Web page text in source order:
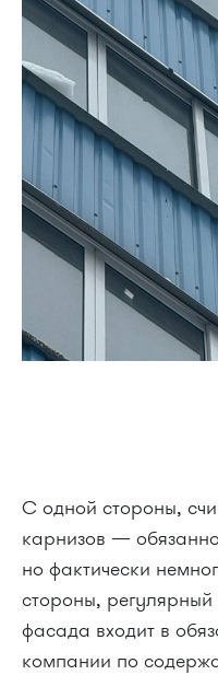
С одной стороны,
карнизов —
но фактически
стороны,
фасада входит в
компании по